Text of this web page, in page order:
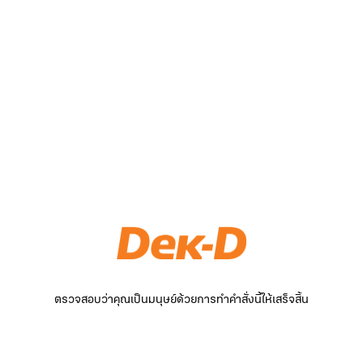
ตรวจสอบว่าคุณเป็นมนุษย์ด้วยการทำคำสั่งนี้ให้เสร็จสิ้น